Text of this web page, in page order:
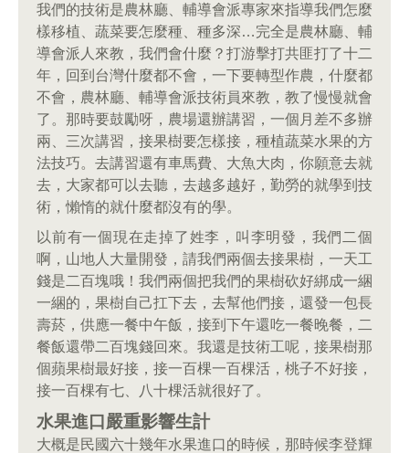
我們的技術是農林廳、輔導會派專家來指導我們怎麼
樣移植、蔬菜要怎麼種、種多深…完全是農林廳、輔
導會派人來教，我們會什麼？打游擊打共匪打了十二
年，回到台灣什麼都不會，一下要轉型作農，什麼都
不會，農林廳、輔導會派技術員來教，教了慢慢就會
了。那時要鼓勵呀，農場還辦講習，一個月差不多辦
兩、三次講習，接果樹要怎樣接，種植蔬菜水果的方
法技巧。去講習還有車馬費、大魚大肉，你願意去就
去，大家都可以去聽，去越多越好，勤勞的就學到技
術，懶惰的就什麼都沒有的學。
以前有一個現在走掉了姓李，叫李明發，我們二個
啊，山地人大量開發，請我們兩個去接果樹，一天工
錢是二百塊哦！我們兩個把我們的果樹砍好綁成一綑
一綑的，果樹自己扛下去，去幫他們接，還發一包長
壽菸，供應一餐中午飯，接到下午還吃一餐晚餐，二
餐飯還帶二百塊錢回來。我還是技術工呢，接果樹那
個蘋果樹最好接，接一百棵一百棵活，桃子不好接，
接一百棵有七、八十棵活就很好了。
水果進口嚴重影響生計
大概是民國六十幾年水果進口的時候，那時候李登輝